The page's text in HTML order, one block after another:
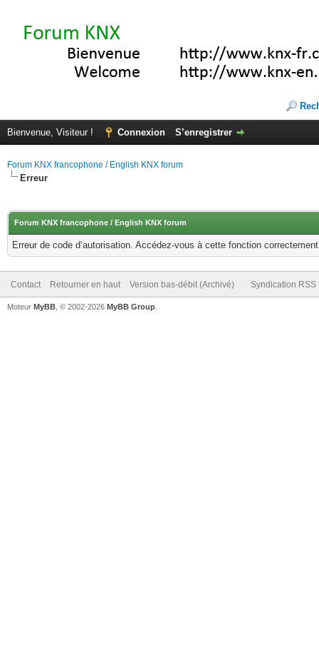
Bienvenue, Visiteur ! Connexion S’enregistrer
Forum KNX francophone / English KNX forum
Erreur
Forum KNX francophone / English KNX forum
Erreur de code d’autorisation. Accédez-vous à cette fonction
Contact Retourner en haut Version bas-débit (Archivé) Syndication RSS
Moteur MyBB , © 2002-2026 MyBB Group